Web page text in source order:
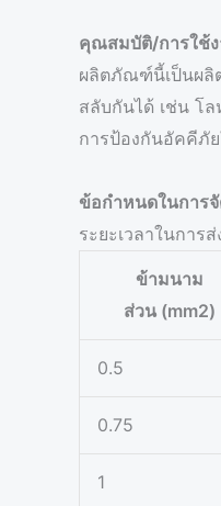
คุณสมบัติ/การใช้
ผลิตภัณฑ์นี้เป็นผลิ
สลับกันได้ เช่น โ
การป้องกันอัคคีภั
ข้อกำหนดในการจั
ระยะเวลาในกา
ข้ามนาม
ส่วน (mm2)
0.5
0.75
1